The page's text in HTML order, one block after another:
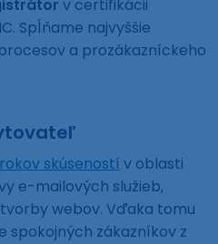
v certifikácii
Spĺňame najvyššie
a prozákazníckeho
skúseností v oblasti
e-mailových služieb,
webov. Vďaka tomu
spokojných zákazníkov z